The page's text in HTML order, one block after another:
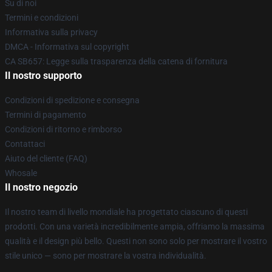
Su di noi
Termini e condizioni
Informativa sulla privacy
DMCA - Informativa sul copyright
CA SB657: Legge sulla trasparenza della catena di fornitura
Il nostro supporto
Condizioni di spedizione e consegna
Termini di pagamento
Condizioni di ritorno e rimborso
Contattaci
Aiuto del cliente (FAQ)
Whosale
Il nostro negozio
Il nostro team di livello mondiale ha progettato ciascuno di questi
prodotti. Con una varietà incredibilmente ampia, offriamo la massima
qualità e il design più bello. Questi non sono solo per mostrare il vostro
stile unico — sono per mostrare la vostra individualità.